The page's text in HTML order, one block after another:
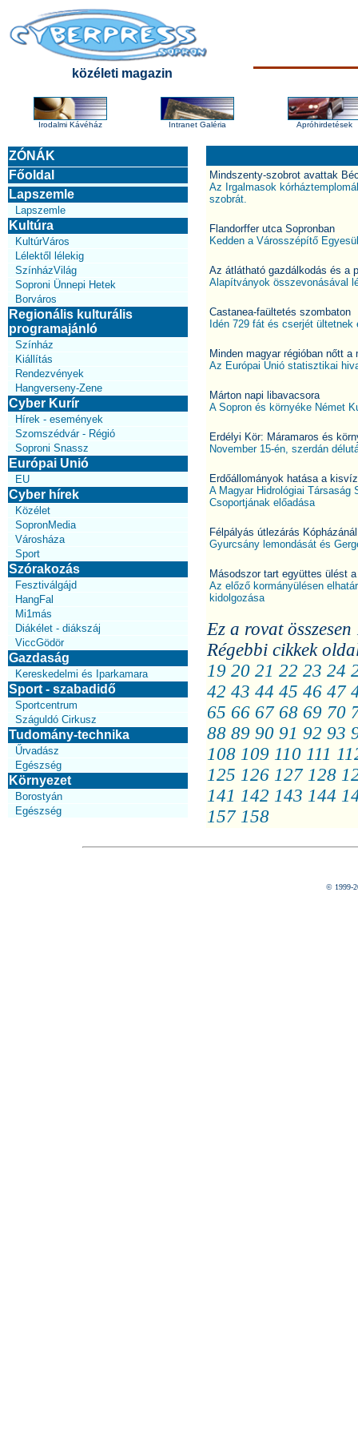
közéleti magazin
Irodalmi Kávéház Intranet Galéria Apróhirdetések
ZÓNÁK
Főoldal
Lapszemle
Lapszemle
Kultúra
KultúrVáros
Lélektől lélekig
SzínházVilág
Soproni Ünnepi Hetek
Borváros
Regionális kulturális
programajánló
Színház
Kiállítás
Rendezvények
Hangverseny-Zene
Cyber Kurír
Hírek - események
Szomszédvár - Régió
Soproni Snassz
Európai Unió
EU
Cyber hírek
Közélet
SopronMedia
Városháza
Sport
Szórakozás
Fesztiválgájd
HangFal
Mi1más
Diákélet - diákszáj
ViccGödör
Gazdaság
Kereskedelmi és Iparkamara
Sport - szabadidő
Sportcentrum
Száguldó Cirkusz
Tudomány-technika
Űrvadász
Egészség
Környezet
Borostyán
Egészség
Mindszenty-szobrot avattak
Az Irgalmasok
szobrát.
Flandorffer utca Sopronban
Kedden a Városszépítő
Az átlátható gazdálkodás és a
Alapítványok összevonásával
Castanea-faültetés szombaton
Idén 729 fát és cserjét
Minden magyar régióban nőtt
Az Európai Unió statisztikai
Márton napi libavacsora
A Sopron és környéke Német
Erdélyi Kör: Máramaros és
November 15-én, szerdán
Erdőállományok hatása a
A Magyar Hidrológiai Társaság
Csoportjának előadása
Félpályás útlezárás Kópházánál
Gyurcsány lemondását és
Másodszor tart együttes ülést
Az előző kormányülésen
kidolgozása
Ez a rovat
Régebbi cikkek
19 20 21 22 23 24
42 43 44 45 46 47
65 66 67 68 69 70
88 89 90 91 92 93
108 109 110 111
125 126 127 128
141 142 143 144
157 158
© 1999-